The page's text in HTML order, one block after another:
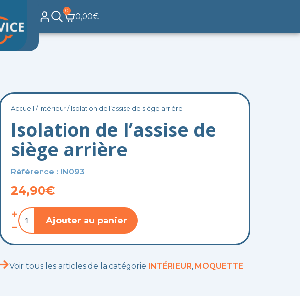
0,00€
0
Panier
Accueil /Intérieur/ Isolation de l’assise de siège arrière
Isolation de l’assise de
siège arrière
Référence : IN093
24,90€
quantité
de
Isolation
siège
Ajouter au panier
Voir tous les articles de la catégorie INTÉRIEUR, MOQUETTE